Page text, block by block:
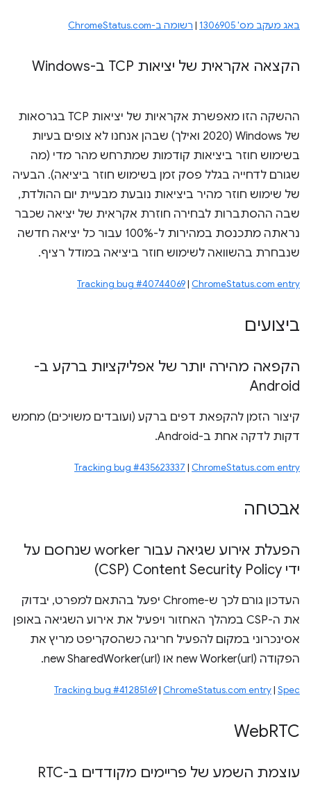
באג מעקב מס' 1306905 | רשומה ב-ChromeStatus.com
הקצאה אקראית של יציאות TCP ב-Windows
ההשקה הזו מאפשרת אקראיות של יציאות TCP בגרסאות
של Windows (2020 ואילך) שבהן אנחנו לא צופים בעיות
בשימוש חוזר ביציאות קודמות שמתרחש מהר מדי (מה
שגורם לדחייה בגלל פסק זמן בשימוש חוזר ביציאה). הבעיה
של שימוש חוזר מהיר ביציאות נובעת מבעיית יום ההולדת,
שבה ההסתברות לבחירה חוזרת אקראית של יציאה שכבר
נראתה מתכנסת במהירות ל-100% עבור כל יציאה חדשה
שנבחרת בהשוואה לשימוש חוזר ביציאה במודל רציף.
Tracking bug #40744069| ChromeStatus.com entry
ביצועים
הקפאה מהירה יותר של אפליקציות ברקע ב-
Android
קיצור הזמן להקפאת דפים ברקע (ועובדים משויכים) מחמש
דקות לדקה אחת ב-Android.
Tracking bug #435623337 | ChromeStatus.com entry
אבטחה
הפעלת אירוע שגיאה עבור worker שנחסם על
ידי Content Security Policy‏ (CSP)
העדכון גורם לכך ש-Chrome יפעל בהתאם למפרט, יבדוק
את ה-CSP במהלך האחזור ויפעיל את אירוע השגיאה באופן
אסינכרוני במקום להפעיל חריגה כשהסקריפט מריץ את
הפקודה new Worker(url)‎ או new SharedWorker(url)‎.
Tracking bug #41285169| ChromeStatus.com entry| Spec
WebRTC
עוצמת השמע של פריימים מקודדים ב-RTC